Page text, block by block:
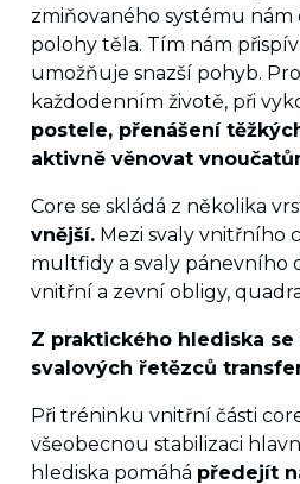
zmiňovaného systému
polohy těla. Tím nám
umožňuje snazší pohyb.
každodenním životě, při
postele, přenášení
aktivně věnovat
Core se skládá z několika
vnější.Mezi svaly vnitřního
multfidy a svaly pánevního
vnitřní a zevní obligy,
Z praktického hlediska
svalových řetězců
Při tréninku vnitřní části
všeobecnou stabilizaci
hlediska pomáhá předejít